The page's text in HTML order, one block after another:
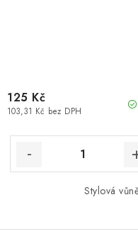
103,31 Kč bez DPH
125 Kč
Stylová